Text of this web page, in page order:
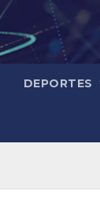
DEPORTES